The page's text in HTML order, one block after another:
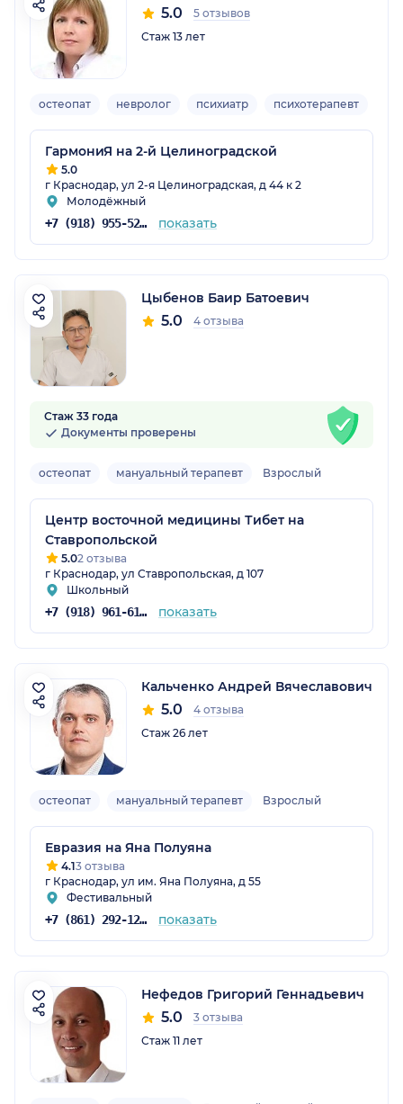
5.0
5 отзывов
Стаж 13 лет
остеопат невролог психиатр психотерапевт
ГармониЯ на 2-й Целиноградской
5.0
г Краснодар, ул 2-я Целиноградская, д 44 к 2
Молодёжный
+7 (918) 955-52-20 показать
Цыбенов Баир Батоевич
5.0 4 отзыва
Стаж 33 года
Документы проверены
остеопат мануальный терапевт Взрослый
Центр восточной медицины Тибет на
Ставропольской
5.02 отзыва
г Краснодар, ул Ставропольская, д 107
Школьный
+7 (918) 961-61-02 показать
Кальченко Андрей Вячеславович
5.0
4 отзыва
Стаж 26 лет
остеопат мануальный терапевт Взрослый
Евразия на Яна Полуяна
4.13 отзыва
г Краснодар, ул им. Яна Полуяна, д 55
Фестивальный
+7 (861) 292-12-01 показать
Нефедов Григорий Геннадьевич
5.0
3 отзыва
Стаж 11 лет